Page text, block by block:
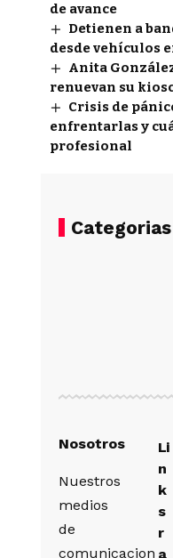
de avance
Detienen a
desde vehículos
Anita
renuevan su
Crisis de
enfrentarlas y
profesional
Categorias
Nosotros
Nuestros
medios
de
comunicacion
Li
n
k
s
r
a